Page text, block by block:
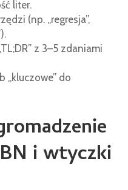
liter.
(np. „regresja”,
z 3–5 zdaniami
„kluczowe” do
i wtyczki